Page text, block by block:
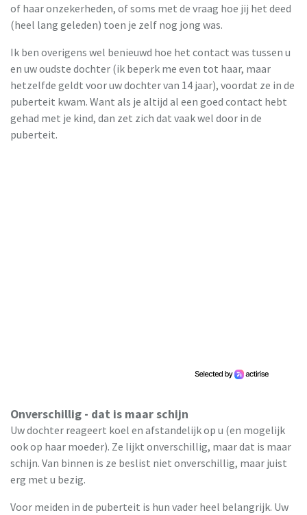
of haar onzekerheden, of soms met de vraag hoe jij het deed
(heel lang geleden) toen je zelf nog jong was.
Ik ben overigens wel benieuwd hoe het contact was tussen u
en uw oudste dochter (ik beperk me even tot haar, maar
hetzelfde geldt voor uw dochter van 14 jaar), voordat ze in de
puberteit kwam. Want als je altijd al een goed contact hebt
gehad met je kind, dan zet zich dat vaak wel door in de
puberteit.
Onverschillig - dat is maar schijn
Uw dochter reageert koel en afstandelijk op u (en mogelijk
ook op haar moeder). Ze lijkt onverschillig, maar dat is maar
schijn. Van binnen is ze beslist niet onverschillig, maar juist
erg met u bezig.
Voor meiden in de puberteit is hun vader heel belangrijk. Uw